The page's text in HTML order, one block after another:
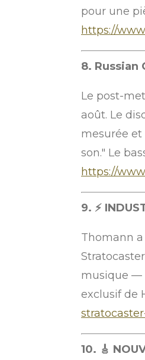
pour une
https://
8. Russian
Le post-
août. Le
mesurée
son." Le
https://
9. ⚡
Thomann
musique —
exclusif de
10. 🎸